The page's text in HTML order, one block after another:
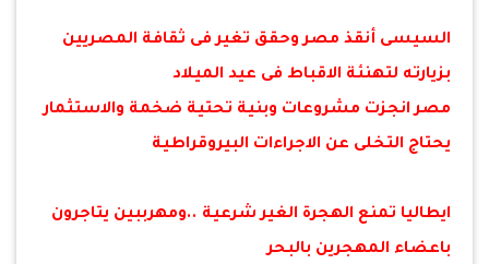
السيسى أنقذ مصر وحقق تغير فى ثقافة المصريين
بزيارته لتهنئة الاقباط فى عيد الميلاد
مصر انجزت مشروعات وبنية تحتية ضخمة والاستثمار
يحتاج التخلى عن الاجراءات البيروقراطية
ايطاليا تمنع الهجرة الغير شرعية ..ومهرببين يتاجرون
باعضاء المهجرين بالبحر